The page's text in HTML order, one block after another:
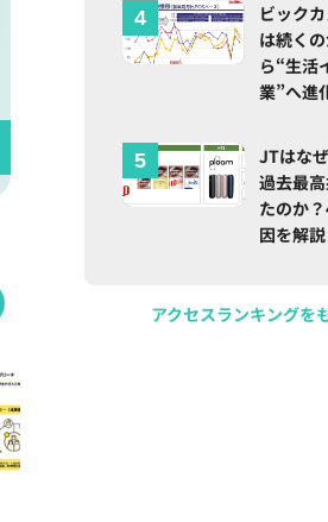
ビック
は続く
ら“生活
業”へ進
JTはな
過去最
たのか
因を解説
アクセスランキングを